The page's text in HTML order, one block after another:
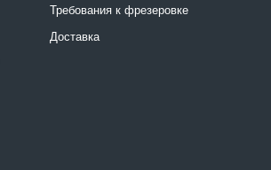
Требования к фрезеровке
Доставка